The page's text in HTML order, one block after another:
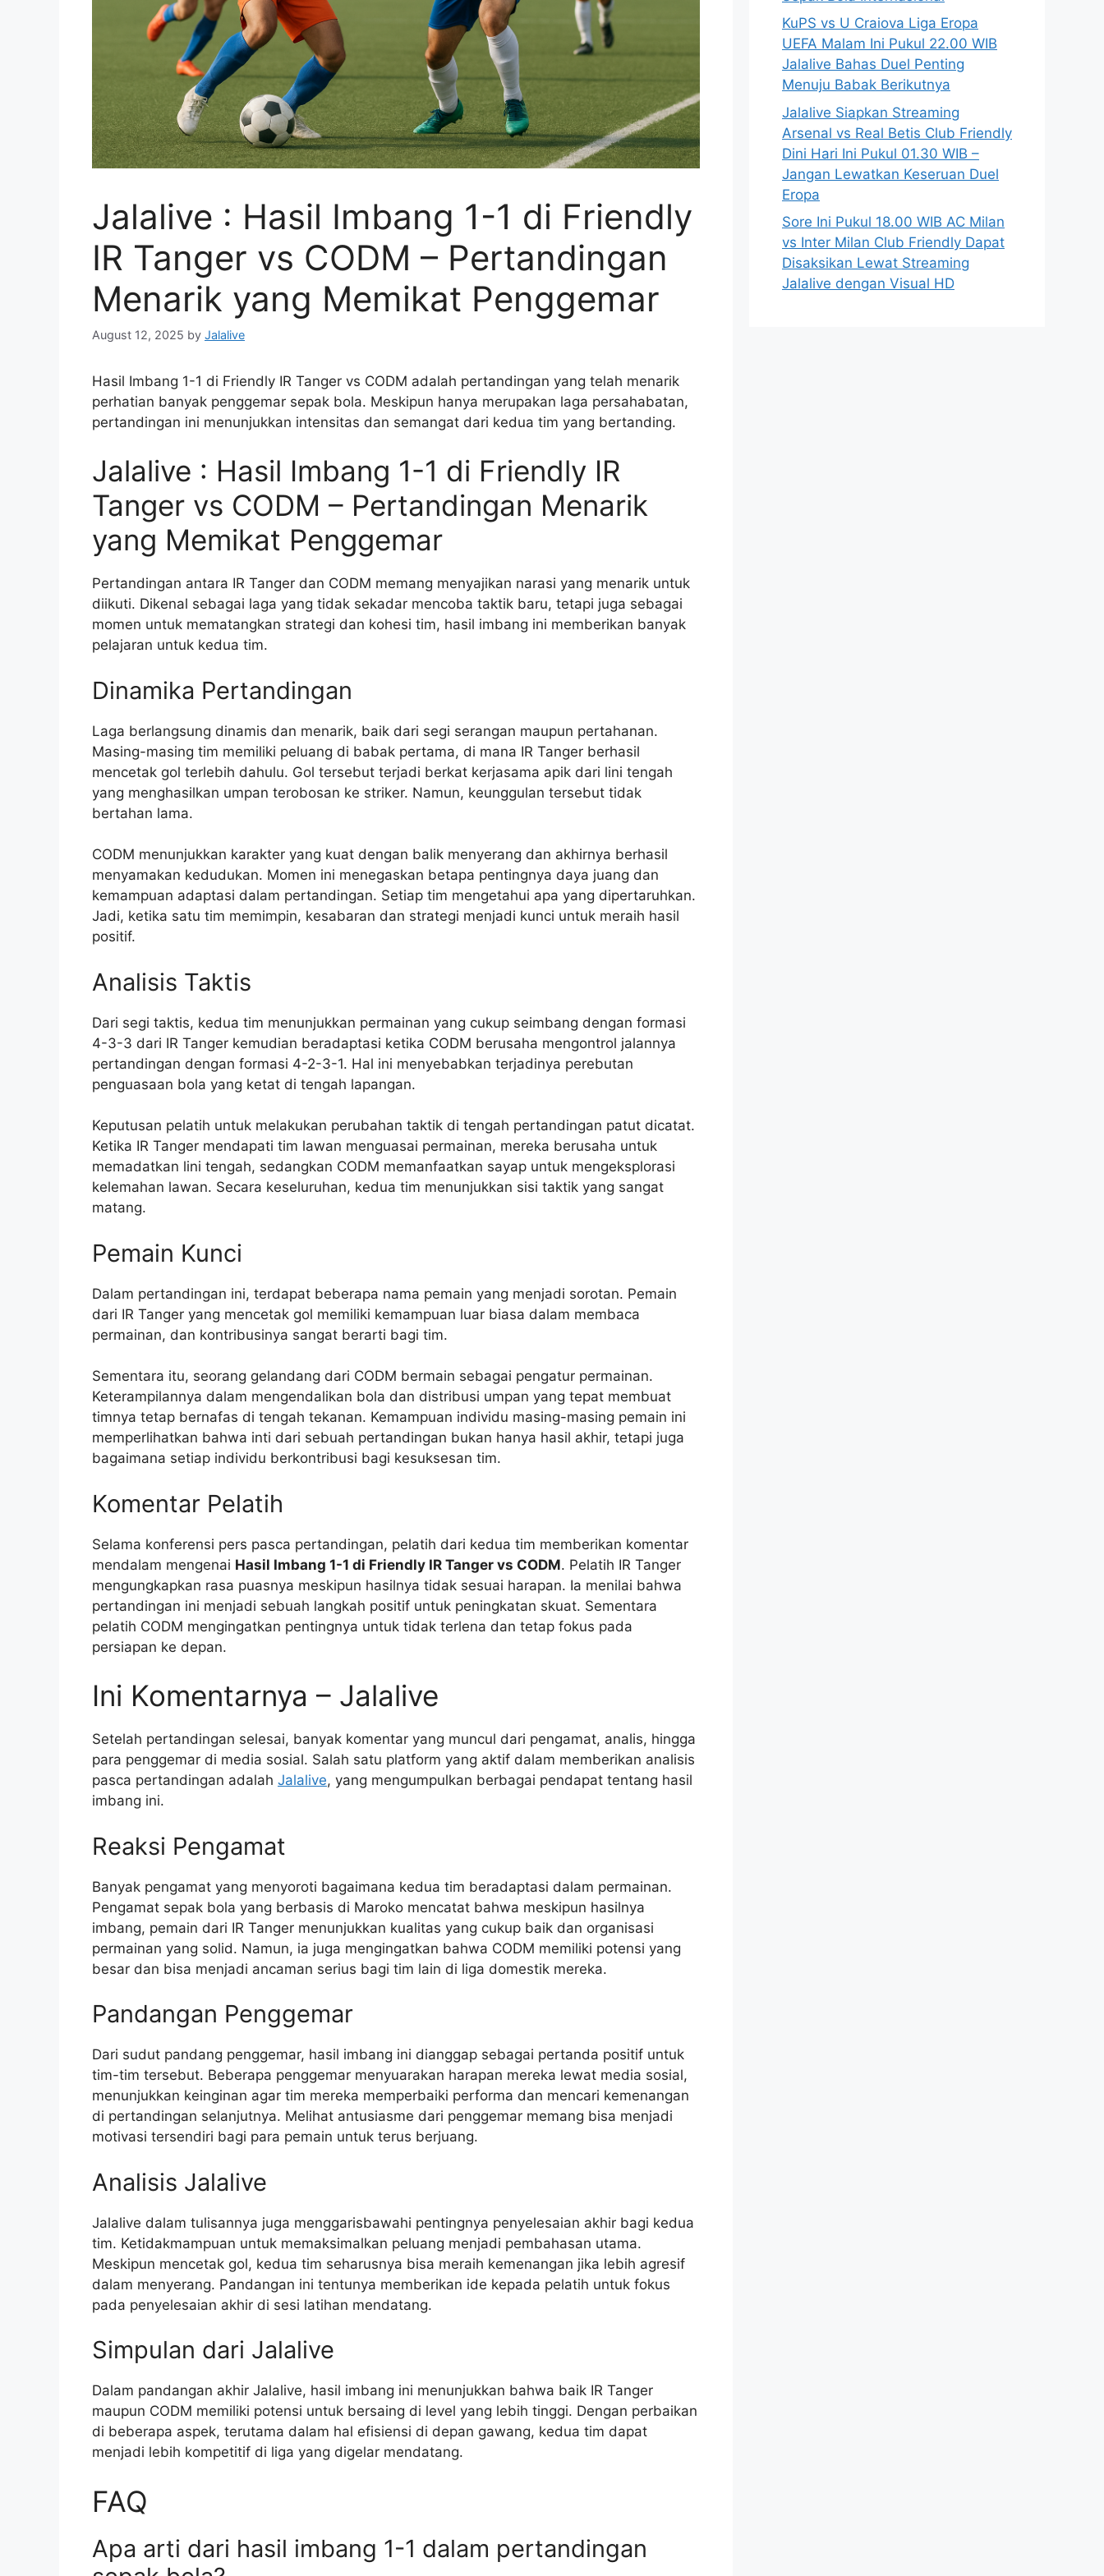
Jalalive : Hasil Imbang 1-1 di Friendly
IR Tanger vs CODM – Pertandingan
Menarik yang Memikat Penggemar
August 12, 2025 by Jalalive
Hasil Imbang 1-1 di Friendly IR Tanger vs CODM adalah pertandingan yang telah menarik
perhatian banyak penggemar sepak bola. Meskipun hanya merupakan laga persahabatan,
pertandingan ini menunjukkan intensitas dan semangat dari kedua tim yang bertanding.
Jalalive : Hasil Imbang 1-1 di Friendly IR
Tanger vs CODM – Pertandingan Menarik
yang Memikat Penggemar
Pertandingan antara IR Tanger dan CODM memang menyajikan narasi yang menarik untuk
diikuti. Dikenal sebagai laga yang tidak sekadar mencoba taktik baru, tetapi juga sebagai
momen untuk mematangkan strategi dan kohesi tim, hasil imbang ini memberikan banyak
pelajaran untuk kedua tim.
Dinamika Pertandingan
Laga berlangsung dinamis dan menarik, baik dari segi serangan maupun pertahanan.
Masing-masing tim memiliki peluang di babak pertama, di mana IR Tanger berhasil
mencetak gol terlebih dahulu. Gol tersebut terjadi berkat kerjasama apik dari lini tengah
yang menghasilkan umpan terobosan ke striker. Namun, keunggulan tersebut tidak
bertahan lama.
CODM menunjukkan karakter yang kuat dengan balik menyerang dan akhirnya berhasil
menyamakan kedudukan. Momen ini menegaskan betapa pentingnya daya juang dan
kemampuan adaptasi dalam pertandingan. Setiap tim mengetahui apa yang dipertaruhkan.
Jadi, ketika satu tim memimpin, kesabaran dan strategi menjadi kunci untuk meraih hasil
positif.
Analisis Taktis
Dari segi taktis, kedua tim menunjukkan permainan yang cukup seimbang dengan formasi
4-3-3 dari IR Tanger kemudian beradaptasi ketika CODM berusaha mengontrol jalannya
pertandingan dengan formasi 4-2-3-1. Hal ini menyebabkan terjadinya perebutan
penguasaan bola yang ketat di tengah lapangan.
Keputusan pelatih untuk melakukan perubahan taktik di tengah pertandingan patut dicatat.
Ketika IR Tanger mendapati tim lawan menguasai permainan, mereka berusaha untuk
memadatkan lini tengah, sedangkan CODM memanfaatkan sayap untuk mengeksplorasi
kelemahan lawan. Secara keseluruhan, kedua tim menunjukkan sisi taktik yang sangat
matang.
Pemain Kunci
Dalam pertandingan ini, terdapat beberapa nama pemain yang menjadi sorotan. Pemain
dari IR Tanger yang mencetak gol memiliki kemampuan luar biasa dalam membaca
permainan, dan kontribusinya sangat berarti bagi tim.
Sementara itu, seorang gelandang dari CODM bermain sebagai pengatur permainan.
Keterampilannya dalam mengendalikan bola dan distribusi umpan yang tepat membuat
timnya tetap bernafas di tengah tekanan. Kemampuan individu masing-masing pemain ini
memperlihatkan bahwa inti dari sebuah pertandingan bukan hanya hasil akhir, tetapi juga
bagaimana setiap individu berkontribusi bagi kesuksesan tim.
Komentar Pelatih
Selama konferensi pers pasca pertandingan, pelatih dari kedua tim memberikan komentar
mendalam mengenai Hasil Imbang 1-1 di Friendly IR Tanger vs CODM. Pelatih IR Tanger
mengungkapkan rasa puasnya meskipun hasilnya tidak sesuai harapan. Ia menilai bahwa
pertandingan ini menjadi sebuah langkah positif untuk peningkatan skuat. Sementara
pelatih CODM mengingatkan pentingnya untuk tidak terlena dan tetap fokus pada
persiapan ke depan.
Ini Komentarnya – Jalalive
Setelah pertandingan selesai, banyak komentar yang muncul dari pengamat, analis, hingga
para penggemar di media sosial. Salah satu platform yang aktif dalam memberikan analisis
pasca pertandingan adalah Jalalive, yang mengumpulkan berbagai pendapat tentang hasil
imbang ini.
Reaksi Pengamat
Banyak pengamat yang menyoroti bagaimana kedua tim beradaptasi dalam permainan.
Pengamat sepak bola yang berbasis di Maroko mencatat bahwa meskipun hasilnya
imbang, pemain dari IR Tanger menunjukkan kualitas yang cukup baik dan organisasi
permainan yang solid. Namun, ia juga mengingatkan bahwa CODM memiliki potensi yang
besar dan bisa menjadi ancaman serius bagi tim lain di liga domestik mereka.
Pandangan Penggemar
Dari sudut pandang penggemar, hasil imbang ini dianggap sebagai pertanda positif untuk
tim-tim tersebut. Beberapa penggemar menyuarakan harapan mereka lewat media sosial,
menunjukkan keinginan agar tim mereka memperbaiki performa dan mencari kemenangan
di pertandingan selanjutnya. Melihat antusiasme dari penggemar memang bisa menjadi
motivasi tersendiri bagi para pemain untuk terus berjuang.
Analisis Jalalive
Jalalive dalam tulisannya juga menggarisbawahi pentingnya penyelesaian akhir bagi kedua
tim. Ketidakmampuan untuk memaksimalkan peluang menjadi pembahasan utama.
Meskipun mencetak gol, kedua tim seharusnya bisa meraih kemenangan jika lebih agresif
dalam menyerang. Pandangan ini tentunya memberikan ide kepada pelatih untuk fokus
pada penyelesaian akhir di sesi latihan mendatang.
Simpulan dari Jalalive
Dalam pandangan akhir Jalalive, hasil imbang ini menunjukkan bahwa baik IR Tanger
maupun CODM memiliki potensi untuk bersaing di level yang lebih tinggi. Dengan perbaikan
di beberapa aspek, terutama dalam hal efisiensi di depan gawang, kedua tim dapat
menjadi lebih kompetitif di liga yang digelar mendatang.
FAQ
Apa arti dari hasil imbang 1-1 dalam pertandingan
KuPS vs U Craiova Liga Eropa
UEFA Malam Ini Pukul 22.00 WIB
Jalalive Bahas Duel Penting
Menuju Babak Berikutnya
Jalalive Siapkan Streaming
Arsenal vs Real Betis Club Friendly
Dini Hari Ini Pukul 01.30 WIB –
Jangan Lewatkan Keseruan Duel
Eropa
Sore Ini Pukul 18.00 WIB AC Milan
vs Inter Milan Club Friendly Dapat
Disaksikan Lewat Streaming
Jalalive dengan Visual HD